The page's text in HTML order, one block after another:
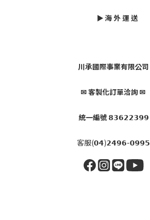
► 海 外 運 送
川承國際事業有限公司
✉ 客製化訂單洽詢 ✉
統一編號 𝟴𝟯𝟲𝟮𝟮𝟯𝟵𝟵
客服(𝟬𝟰)𝟮𝟰𝟵𝟲-𝟬𝟵𝟵𝟱